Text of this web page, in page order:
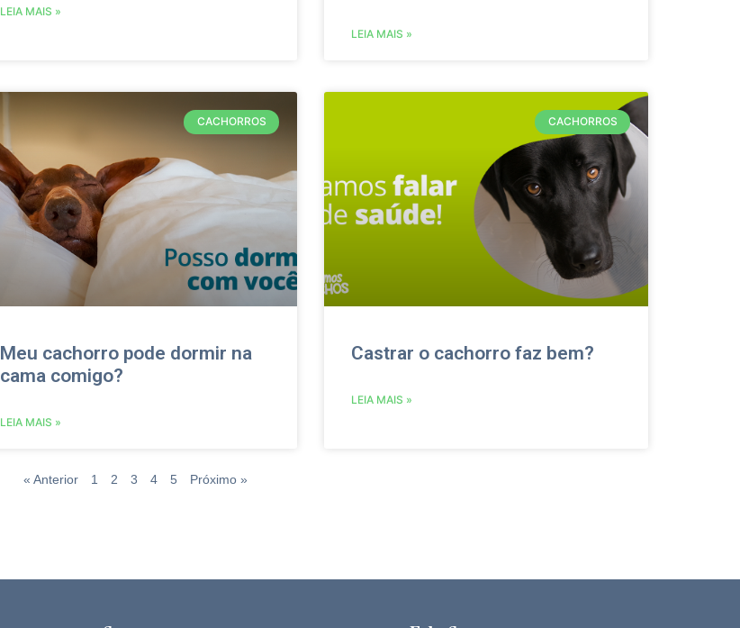
LEIA MAIS »
LEIA MAIS »
CACHORROS
Meu cachorro pode dormir na
cama comigo?
LEIA MAIS »
CACHORROS
Castrar o cachorro faz bem?
LEIA MAIS »
« Anterior 1 2 3 4 5 Próximo »